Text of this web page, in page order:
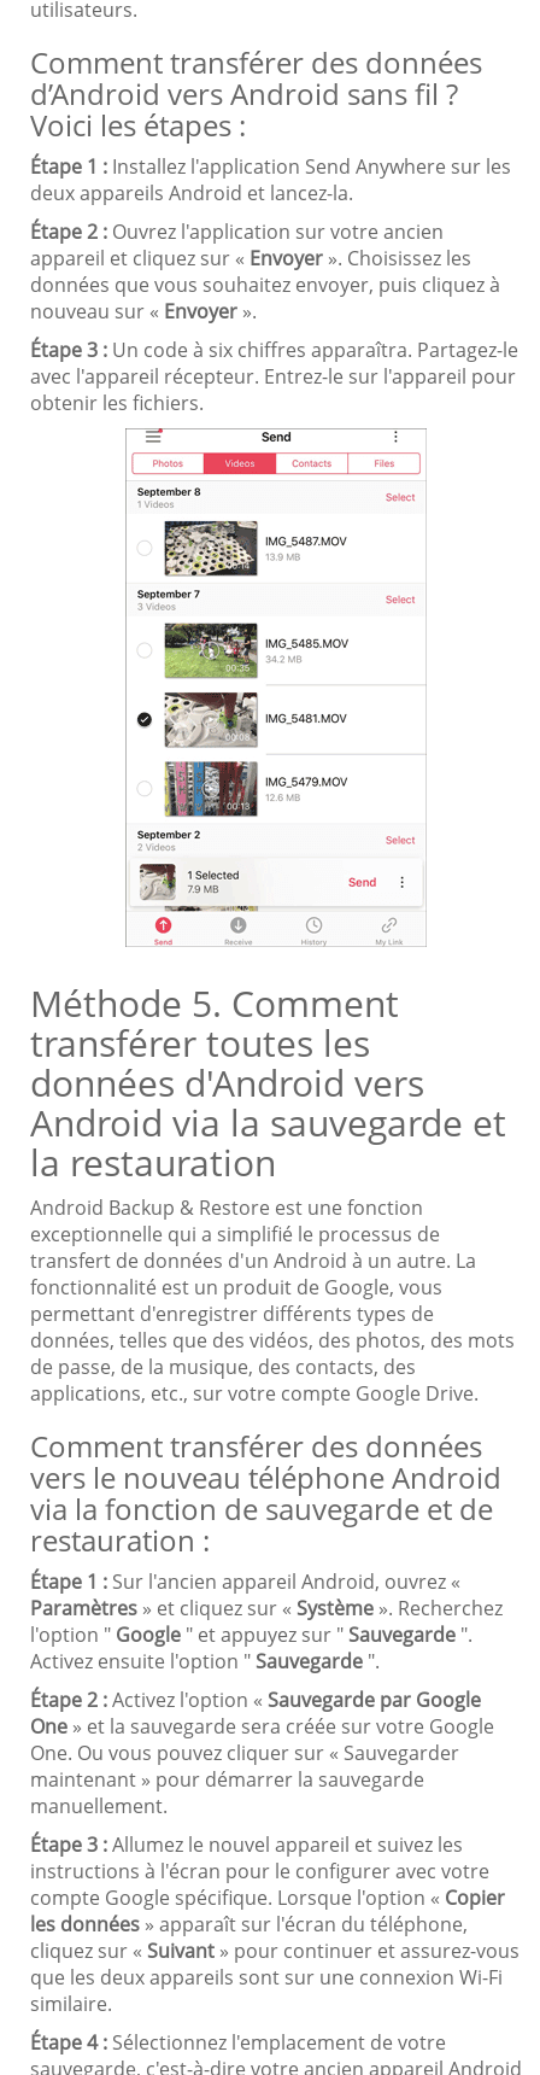
utilisateurs.
Comment transférer des données
d’Android vers Android sans fil ?
Voici les étapes :
Étape 1 : Installez l'application Send Anywhere sur les
deux appareils Android et lancez-la.
Étape 2 : Ouvrez l'application sur votre ancien
appareil et cliquez sur « Envoyer ». Choisissez les
données que vous souhaitez envoyer, puis cliquez à
nouveau sur « Envoyer ».
Étape 3 : Un code à six chiffres apparaîtra. Partagez-le
avec l'appareil récepteur. Entrez-le sur l'appareil pour
obtenir les fichiers.
Méthode 5. Comment
transférer toutes les
données d'Android vers
Android via la sauvegarde et
la restauration
Android Backup & Restore est une fonction
exceptionnelle qui a simplifié le processus de
transfert de données d'un Android à un autre. La
fonctionnalité est un produit de Google, vous
permettant d'enregistrer différents types de
données, telles que des vidéos, des photos, des mots
de passe, de la musique, des contacts, des
applications, etc., sur votre compte Google Drive.
Comment transférer des données
vers le nouveau téléphone Android
via la fonction de sauvegarde et de
restauration :
Étape 1 : Sur l'ancien appareil Android, ouvrez «
Paramètres » et cliquez sur « Système ». Recherchez
l'option " Google " et appuyez sur "Sauvegarde ".
Activez ensuite l'option "Sauvegarde ".
Étape 2 :Activez l'option « Sauvegarde par Google
One » et la sauvegarde sera créée sur votre Google
One. Ou vous pouvez cliquer sur « Sauvegarder
maintenant » pour démarrer la sauvegarde
manuellement.
Étape 3 :Allumez le nouvel appareil et suivez les
instructions à l'écran pour le configurer avec votre
compte Google spécifique. Lorsque l'option « Copier
les données » apparaît sur l'écran du téléphone,
cliquez sur « Suivant » pour continuer et assurez-vous
que les deux appareils sont sur une connexion Wi-Fi
similaire.
Étape 4 : Sélectionnez l'emplacement de votre
sauvegarde, c'est-à-dire votre ancien appareil Android